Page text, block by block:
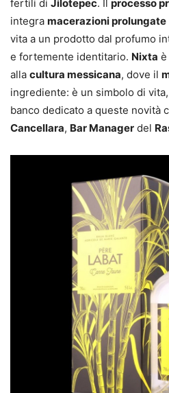
fertili di Jilotepec. Il processo
integra macerazioni prolungate
vita a un prodotto dal profumo
e fortemente identitario. Nixta
alla cultura messicana, dove il
ingrediente: è un simbolo di
banco dedicato a queste novità
Cancellara, Bar Manager del